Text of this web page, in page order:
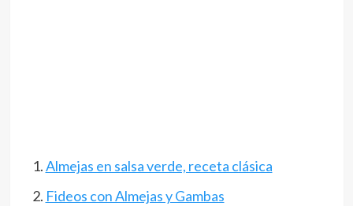
Almejas en salsa verde, receta clásica
Fideos con Almejas y Gambas